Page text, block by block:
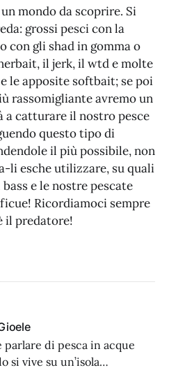
mondo da scoprire. Si
grossi pesci con la
con gli shad in gomma o
il jerk, il wtd e molte
le apposite softbait; se poi
rassomigliante avremo un
catturare il nostro pesce
questo tipo di
il più possibile, non
li esche utilizzare, su quali
e le nostre pescate
Ricordiamoci sempre
il predatore!
parlare di pesca in acque
si vive su un’isola